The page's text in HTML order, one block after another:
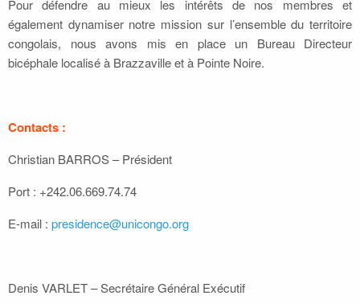
Pour défendre au mieux les intérêts de nos membres et
également dynamiser notre mission sur l’ensemble du territoire
congolais, nous avons mis en place un Bureau Directeur
bicéphale localisé à Brazzaville et à Pointe Noire.
Contacts :
Christian BARROS – Président
Port : +242.06.669.74.74
E-mail : presidence@unicongo.org
Denis VARLET – Secrétaire Général Exécutif